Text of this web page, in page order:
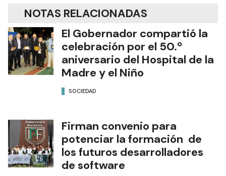
NOTAS RELACIONADAS
El Gobernador compartió la
celebración por el 50.º
aniversario del Hospital de la
Madre y el Niño
SOCIEDAD
Firman convenio para
potenciar la formación de
los futuros desarrolladores
de software